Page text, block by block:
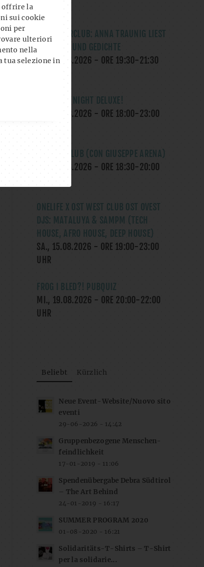
offrire la
sui cookie
per
ulteriori
nella
tua selezione in
LITERATURCLUB: ANNA TRAUNIG LIEST
MÄRCHEN UND GEDICHTE
MI., 12.08.2026 - ORE 19:30-21:30
THE GAME NIGHT DELUXE!
DO., 13.08.2026 - ORE 18:00-23:00
YOGA AL CLUB (CON GIUSEPPE ARENA)
DO., 13.08.2026 - ORE 18:30-20:00
ONELIFE X OST WEST CLUB OST OVEST
DJS: MATALUYA & SAMPM (TECH
HOUSE, AFRO HOUSE, DEEP HOUSE)
SA., 15.08.2026 - ORE 19:00-23:00
UHR
FROG I BLED?! PUBQUIZ
MI., 19.08.2026 - ORE 20:00-22:00
UHR
Beliebt Kürzlich
Neue Event-Website/Nuovo sito
eventi
29-06-2026 - 14:42
Gruppenbezogene Menschen-
feindlichkeit
17-01-2019 - 11:06
Spendenübergabe Debra Südtirol
– The Art Behind
24-01-2019 - 16:17
SUMMER PROGRAM 2020
01-08-2020 - 16:21
Solidaritäts-T-Shirts – T-Shirt
per la solidarie...